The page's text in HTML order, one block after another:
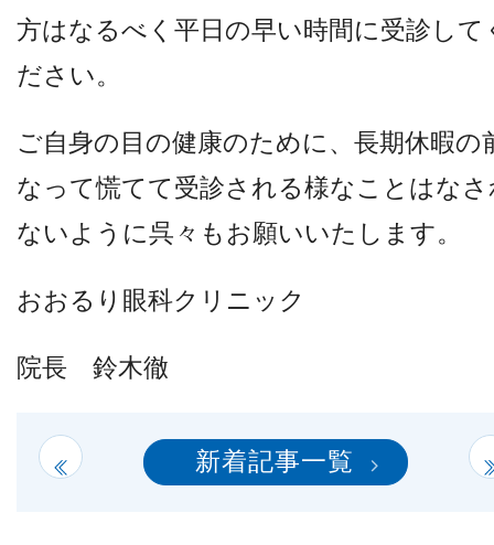
方はなるべく平日の早い時間に受診して
ださい。
ご自身の目の健康のために、長期休暇の
なって慌てて受診される様なことはな
ないように呉々もお願いいたします。
おおるり眼科クリニック
院長 鈴木徹
新着記事一覧